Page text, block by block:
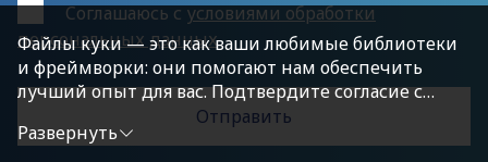
Cоглашаюсь сусловиями обработки
персональных данных
Файлы куки — это как ваши любимые библиотеки
и фреймворки: они помогают нам обеспечить
лучший опыт для вас. Подтвердите согласие с
политикой конфиденциальности, нажав
«Принимаю условия», чтобы продолжить.
Развернуть